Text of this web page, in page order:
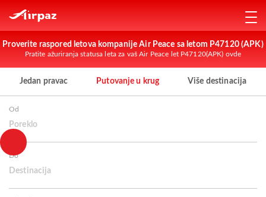
Proverite raspored letova kompanije Air Peace sa letom P47120 (APK)
Pratite ažuriranja statusa leta za vaš Air Peace let P47120(APK) ovde
Jedan pravac Putovanje u krug Više destinacija
Od
Poreklo
Do
Destinacija